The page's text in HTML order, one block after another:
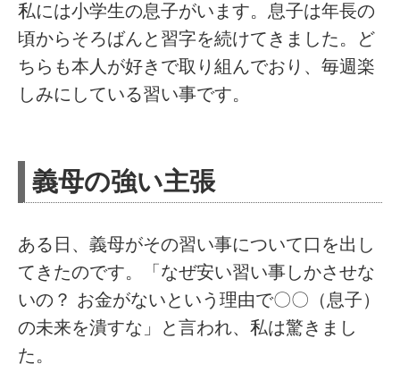
私には小学生の息子がいます。息子は年長の
頃からそろばんと習字を続けてきました。ど
ちらも本人が好きで取り組んでおり、毎週楽
しみにしている習い事です。
義母の強い主張
ある日、義母がその習い事について口を出し
てきたのです。「なぜ安い習い事しかさせな
いの？ お金がないという理由で〇〇（息子）
の未来を潰すな」と言われ、私は驚きまし
た。